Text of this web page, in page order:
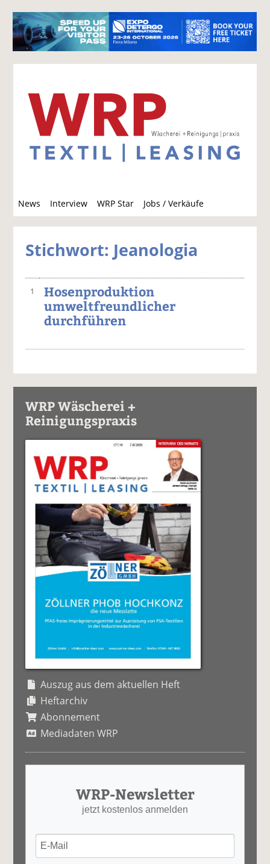
News Interview WRP Star Jobs / Verkäufe
u
c
Stichwort: Jeanologia
1
Hosenproduktion
umweltfreundlicher
durchführen
WRP Wäscherei +
Reinigungspraxis
Auszug aus dem aktuellen Heft
Heftarchiv
Abonnement
Mediadaten WRP
WRP-Newsletter
jetzt kostenlos anmelden